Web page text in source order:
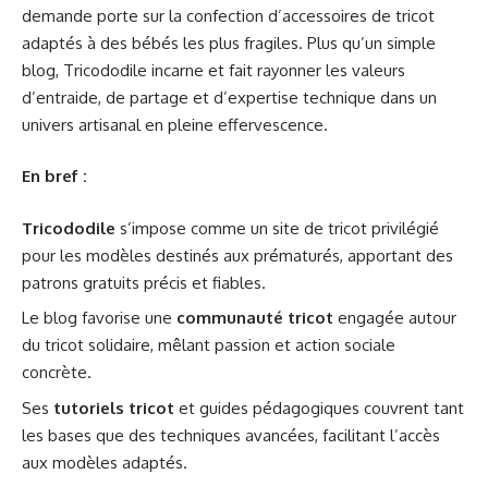
demande porte sur la confection d’accessoires de tricot
adaptés à des bébés les plus fragiles. Plus qu’un simple
blog, Tricododile incarne et fait rayonner les valeurs
d’entraide, de partage et d’expertise technique dans un
univers artisanal en pleine effervescence.
En bref :
Tricododile s’impose comme un site de tricot privilégié
pour les modèles destinés aux prématurés, apportant des
patrons gratuits précis et fiables.
Le blog favorise une communauté tricot engagée autour
du tricot solidaire, mêlant passion et action sociale
concrète.
Ses tutoriels tricot et guides pédagogiques couvrent tant
les bases que des techniques avancées, facilitant l’accès
aux modèles adaptés.